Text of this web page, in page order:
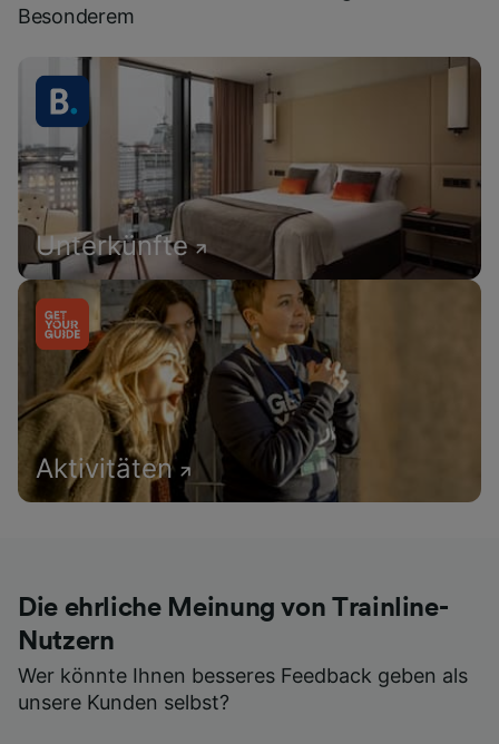
Besonderem
Unterkünfte
Aktivitäten
Die ehrliche Meinung von Trainline-
Nutzern
Wer könnte Ihnen besseres Feedback geben als
unsere Kunden selbst?